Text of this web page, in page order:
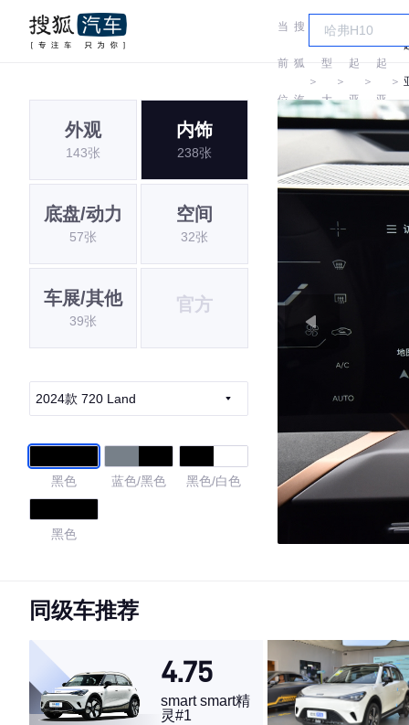
当
前
位
搜
狐
汽
＞
车
型
大
＞
起
亚
＞
起
亚
＞
外观
143张
内饰
238张
底盘/动力
57张
空间
32张
车展/其他
39张
官方
2024款 720 Land
黑色 蓝色/黑色 黑色/白色
黑色
4.68
·外观表现较为优秀，优于69%同级车
·内饰表现一般，低于71%同级车
·空间表现一般，低于77%同级车
同级车推荐
4.75
smart smart精
灵#1